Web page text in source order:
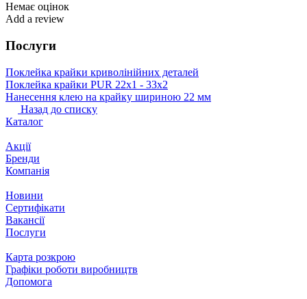
Немає оцінок
Add a review
Послуги
Поклейка крайки криволінійних деталей
Поклейка крайки PUR 22х1 ‐ 33х2
Нанесення клею на крайку шириною 22 мм
Назад до списку
Каталог
Акції
Бренди
Компанія
Новини
Сертифікати
Вакансії
Послуги
Карта розкрою
Графіки роботи виробництв
Допомога